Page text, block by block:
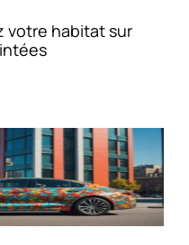
votre habitat sur